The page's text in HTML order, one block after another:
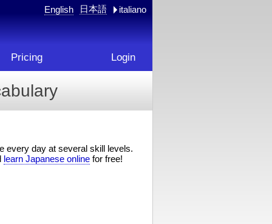
English 日本語 italiano
Pricing Login
every day at several skill levels.
learn Japanese online for free!